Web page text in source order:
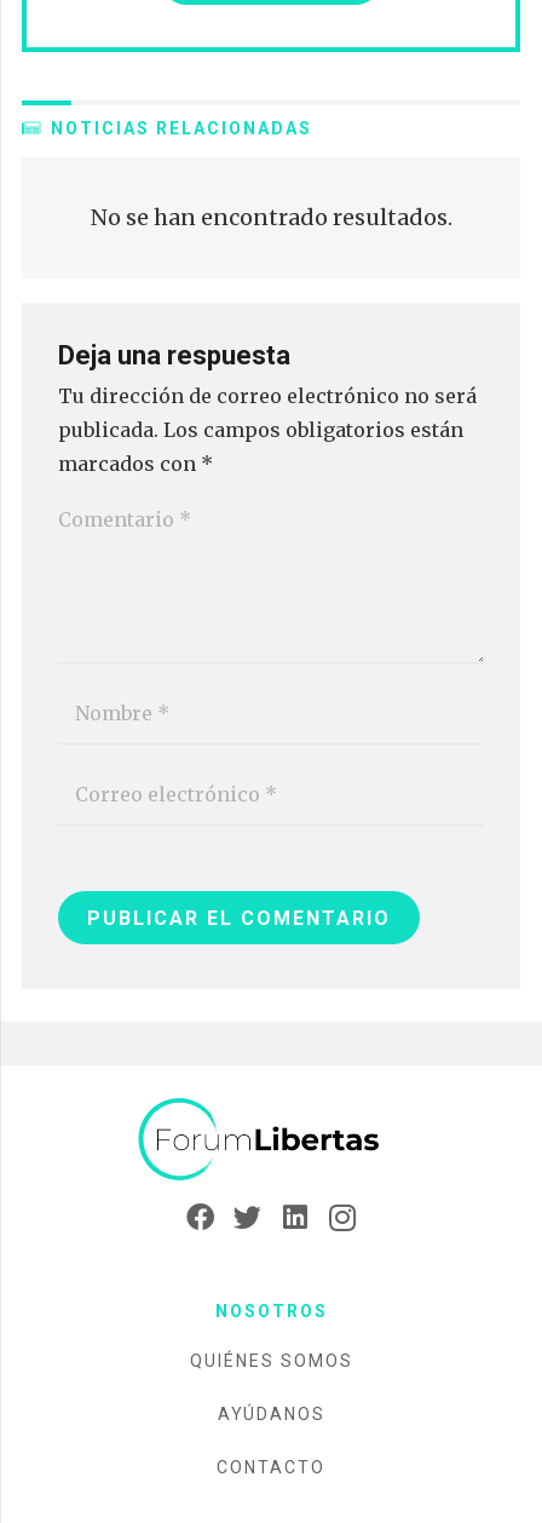
NOTICIAS RELACIONADAS
No se han encontrado resultados.
Deja una respuesta
Tu dirección de correo electrónico no será
publicada. Los campos obligatorios están
marcados con *
PUBLICAR EL COMENTARIO
NOSOTROS
QUIÉNES SOMOS
AYÚDANOS
CONTACTO